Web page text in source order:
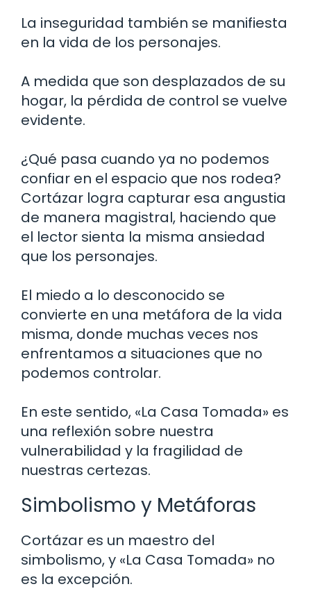
La inseguridad también se manifiesta
en la vida de los personajes.
A medida que son desplazados de su
hogar, la pérdida de control se vuelve
evidente.
¿Qué pasa cuando ya no podemos
confiar en el espacio que nos rodea?
Cortázar logra capturar esa angustia
de manera magistral, haciendo que
el lector sienta la misma ansiedad
que los personajes.
El miedo a lo desconocido se
convierte en una metáfora de la vida
misma, donde muchas veces nos
enfrentamos a situaciones que no
podemos controlar.
En este sentido, «La Casa Tomada» es
una reflexión sobre nuestra
vulnerabilidad y la fragilidad de
nuestras certezas.
Simbolismo y Metáforas
Cortázar es un maestro del
simbolismo, y «La Casa Tomada» no
es la excepción.